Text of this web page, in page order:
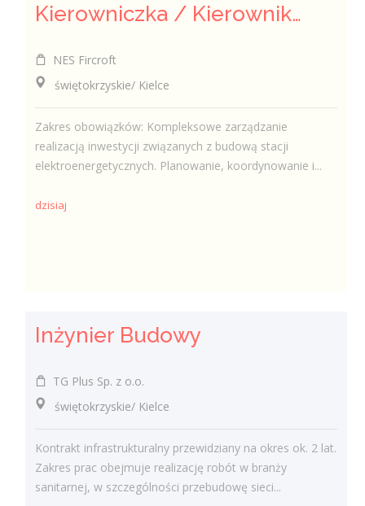
Kierowniczka / Kierownik projektu – Elektroenergetyka
NES Fircroft
świętokrzyskie/ Kielce
Zakres obowiązków: Kompleksowe zarządzanie
realizacją inwestycji związanych z budową stacji
elektroenergetycznych. Planowanie, koordynowanie i...
dzisiaj
Inżynier Budowy
TG Plus Sp. z o.o.
świętokrzyskie/ Kielce
Kontrakt infrastrukturalny przewidziany na okres ok. 2 lat.
Zakres prac obejmuje realizację robót w branży
sanitarnej, w szczególności przebudowę sieci...